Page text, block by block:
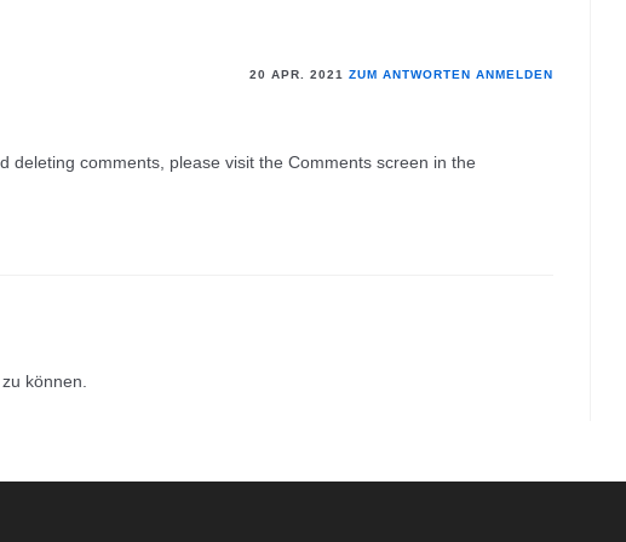
20 APR. 2021 ZUM ANTWORTEN ANMELDEN
deleting comments, please visit the Comments screen in the
können.